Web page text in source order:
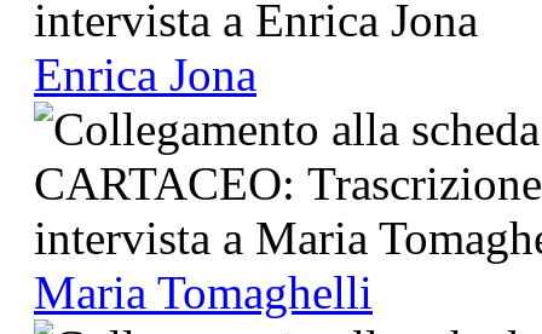
Enrica Jona
Maria Tomaghelli